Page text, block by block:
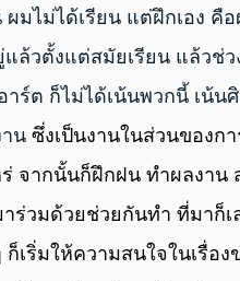
มไม่ได้เรียน แต่ฝึกเอง คื
ล้วตั้งแต่สมัยเรียน แล้วช่
าร์ต ก็ไม่ได้เน้นพวกนี้ เน้
น ซึ่งเป็นงานในส่วนของก
จากนั้นก็ฝึกฝน ทําผลงาน
ร่วมด้วยช่วยกันทํา ที่มาก็เ
เริ่มให้ความสนใจในเรื่อ